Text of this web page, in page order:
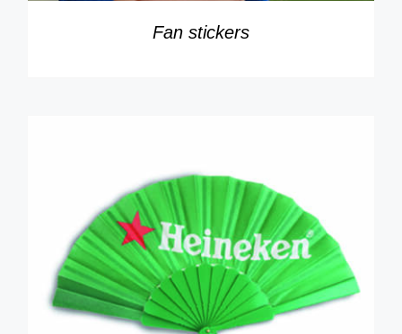
Fan stickers
DÉTAILS